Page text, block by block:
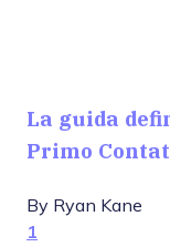
La guida
Primo
By Ryan Kane
1